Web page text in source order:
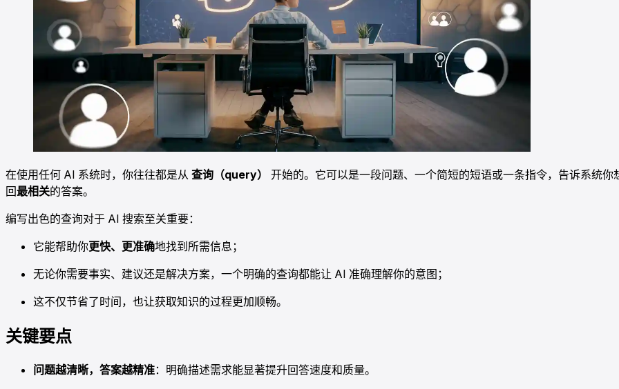
在使用任何 AI 系统时，你往往都是从 查询（query）
开始的。它可以是一段问题、一个简短的短语或一条指令，告诉系统
回最相关的答案。
编写出色的查询对于 AI 搜索至关重要：
它能帮助你更快、更准确地找到所需信息；
无论你需要事实、建议还是解决方案，一个明确的查询都能让 AI 准确理解你的意图；
这不仅节省了时间，也让获取知识的过程更加顺畅。
关键要点
问题越清晰，答案越精准：明确描述需求能显著提升回答速度和质量。